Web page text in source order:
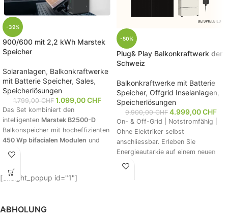
-39%
900/600 mit 2,2 kWh Marstek
Speicher
Solaranlagen, Balkonkraftwerke
mit Batterie Speicher, Sales,
Speicherlösungen
1.799,00CHF 1.099,00CHF
Das Set kombiniert den
intelligenten Marstek B2500-D
Balkonspeicher mit hocheffizienten
450 Wp bifacialen Modulen und
dem bewährten
Marstek zum Mikro-WR und
versorgt deinen Haushalt;
stehen abends/nachts bereit. Der
-50%
Plug& Play Balkonkraftwerk der
Schweiz
Balkonkraftwerke mit Batterie
Speicher, Offgrid Inselanlagen
Speicherlösungen
9.900,00CHF 4.999,00CHF
On- & Off-Grid | Notstromfähig |
Ohne Elektriker selbst
anschliessbar. Erleben Sie
Energieautarkie auf einem neuen
Niveau. Dieses System ist
[elfsight_popup id="1"]
ABHOLUNG